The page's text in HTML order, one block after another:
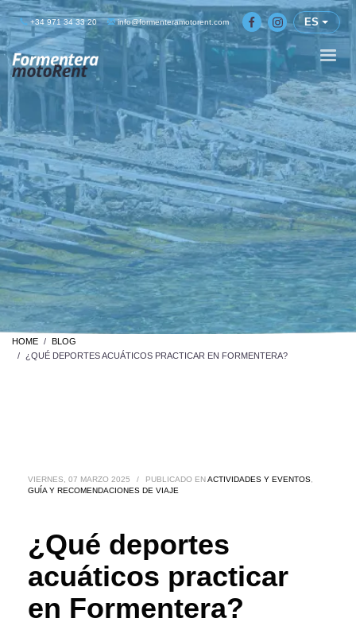
+34 971 34 33 20 info@formenteramotorent.com ES
HOME
BLOG
¿QUÉ DEPORTES ACUÁTICOS PRACTICAR EN FORMENTERA?
VIERNES, 07 MARZO 2025 / PUBLICADO ENACTIVIDADES Y EVENTOS,
GUÍA Y RECOMENDACIONES DE VIAJE
¿Qué deportes
acuáticos practicar
en Formentera?